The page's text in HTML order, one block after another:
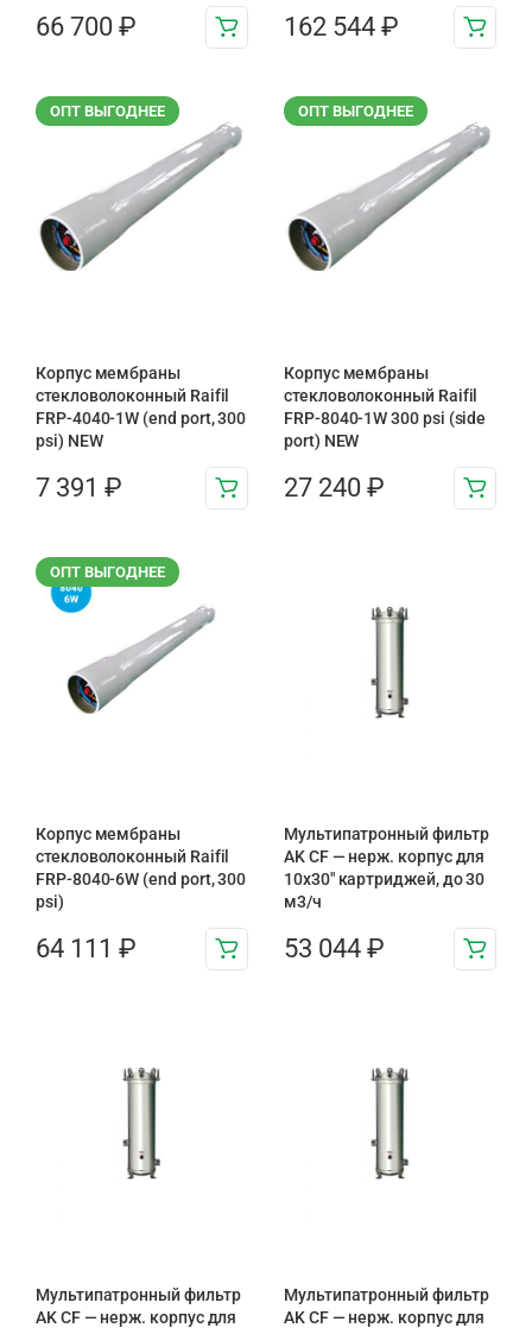
66 700 ₽ 162 544 ₽
ОПТ ВЫГОДНЕЕ
Корпус мембраны
стекловолоконный Raifil
FRP-4040-1W (end port, 300
psi) NEW
7 391 ₽
ОПТ ВЫГОДНЕЕ
Корпус мембраны
стекловолоконный Raifil
FRP-8040-1W 300 psi (side
port) NEW
27 240 ₽
ОПТ ВЫГОДНЕЕ
Корпус мембраны
стекловолоконный Raifil
FRP-8040-6W (end port, 300
psi)
64 111 ₽
Мультипатронный фильтр
AK CF — нерж. корпус для
10х30″ картриджей, до 30
м3/ч
53 044 ₽
Мультипатронный фильтр
AK CF — нерж. корпус для
Мультипатронный фильтр
AK CF — нерж. корпус для